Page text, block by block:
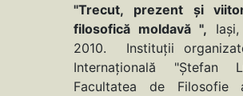
"Trecut, prezent şi
filosofică moldavă ",
2010. Instituţii
Internaţională "Ştefan
Facultatea de Filosofie